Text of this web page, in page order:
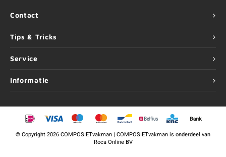
Contact
Tips & Tricks
Service
Informatie
©Copyright2026 COMPOSIETvakman | COMPOSIETvakman is onderdeel van
Roca Online BV